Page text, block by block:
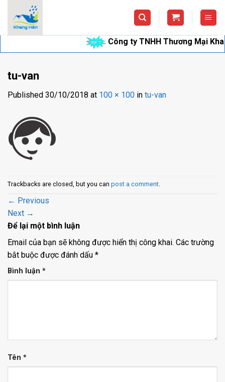
content
Công ty TNHH Thương Mại
tu-van
Published 30/10/2018 at 100 × 100 in tu-van
Trackbacks are closed, but you can post a comment.
← Previous
Next →
Để lại một bình luận
Email của bạn sẽ không được hiển thị công khai. Các trường
bắt buộc được đánh dấu *
Bình luận *
Tên *